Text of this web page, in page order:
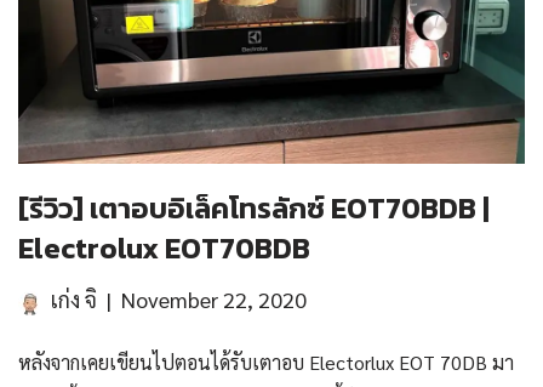
[รีวิว] เตาอบอิเล็คโทรลักซ์ EOT70BDB |
Electrolux EOT70BDB
เก่ง จิ November 22, 2020
หลังจากเคยเขียนไปตอนได้รับเตาอบ Electorlux EOT 70DB มา